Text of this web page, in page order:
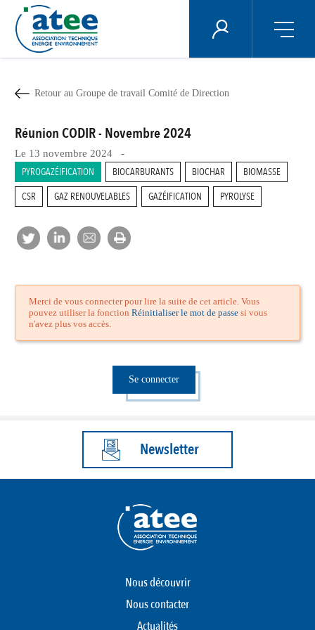
contenu
principal
ÉNERGIE PLUS
Retour au Groupe de travail Comité de Direction
Réunion CODIR - Novembre 2024
Le 13 novembre 2024 -
PYROGAZÉIFICATION BIOCARBURANTS BIOCHAR
BIOMASSE
CSR
GAZ RENOUVELABLES GAZÉIFICATION PYROLYSE
Merci de vous connecter pour lire la suite de cet article. Vous
pouvez utiliser la fonctionRéinitialiser le mot de passe si vous
n'avez plus vos accès.
Se connecter
Newsletter
Nous découvrir
Nous contacter
Actualités
Panneau de gestion des cookies